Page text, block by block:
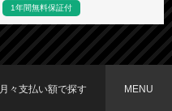
1年間無料保証付
月々支払い額で探す MENU